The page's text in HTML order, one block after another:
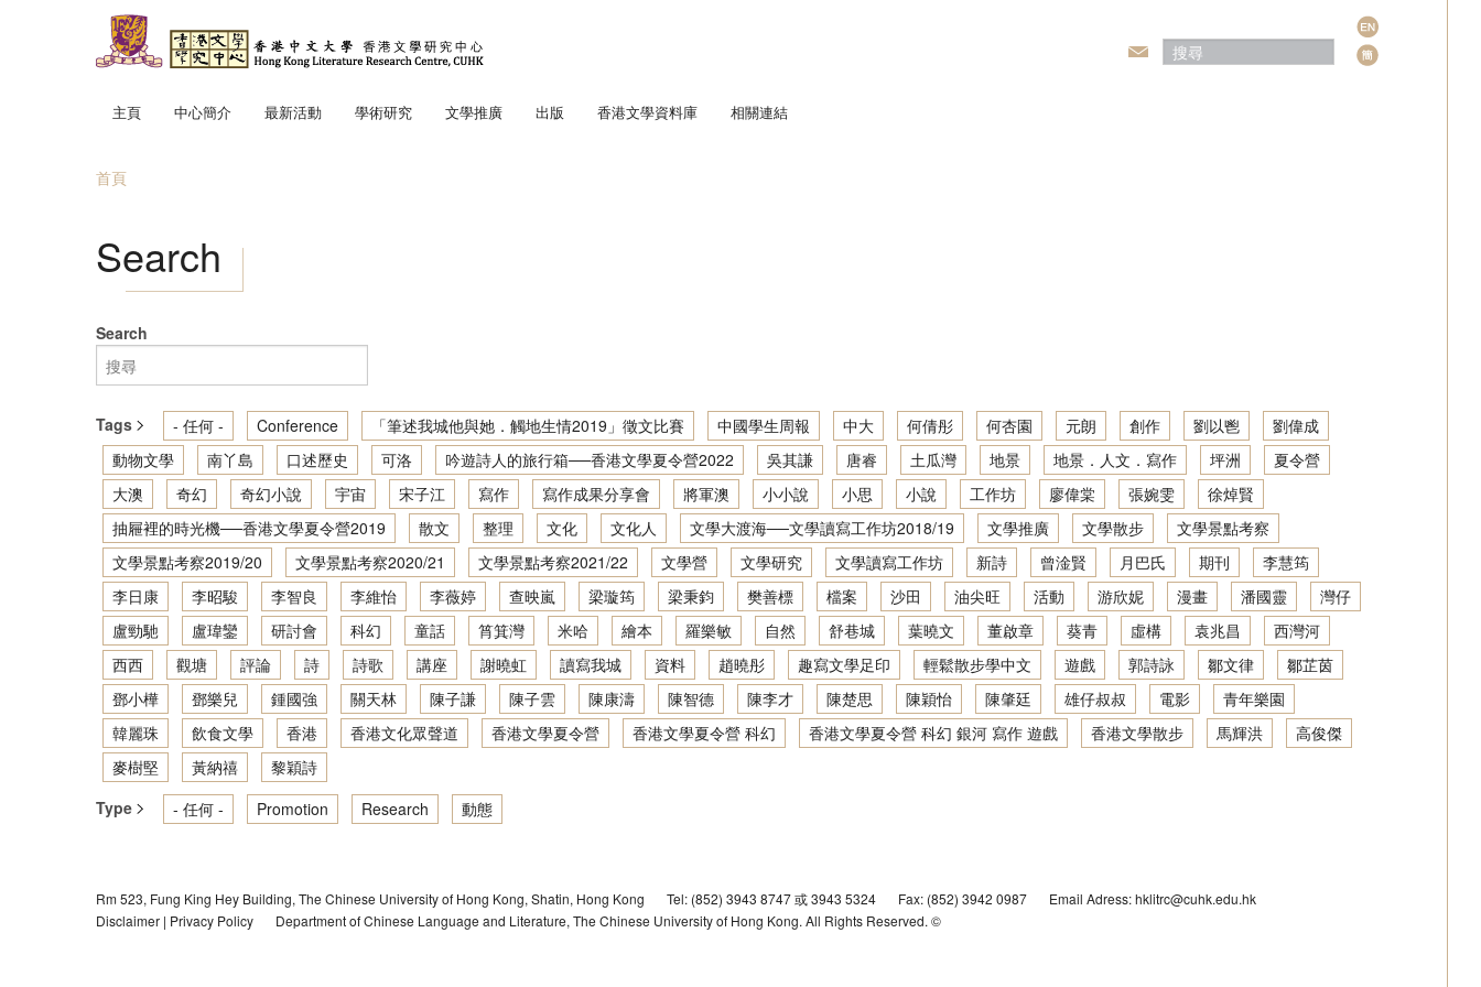
語
主頁
中心簡介
最新活動 學術研究
文學推廣
地景．人文．寫作：中學生社區文學導覽繪本創作集
地景．人文．寫作：中學生社區文學導覽資料及創作集
地景．人文．寫作：創意寫作坊2021／22
地景．人文．寫作：創意寫作坊2022／23
地景．人文．寫作：繪本製作班2022／23
筆述我城他與她：初中學生文學景點考察2018／19
寫作成果分享會 2015/16
讀寫我城：初中學生文學景點考察 2015/16
文學大渡海──文學讀寫網上工作坊2021/22
香港文學深度體驗：文學景點考察2020/21
文學大渡海──文學讀寫網上工作坊2020/21
香港文學深度體驗：文學景點考察2019/20
文學大渡海──文學讀寫網上工作坊2019/20
香港文學深度體驗：文學景點考察2018/19
文學大渡海──文學讀寫工作坊2018/19
狐狸先生的遊樂場── 香港文學夏令營2018
出版
香港文學資料庫 相關連結
您在這裡
首頁
Search
Search
Tags - 任何 - Conference 「筆述我城他與她．觸地生情2019」徵文比賽 中國學生周報 中大 何倩彤 何杏園 元朗 創作 劉以鬯
劉偉成
動物文學
南丫島 口述歷史 可洛 吟遊詩人的旅行箱──香港文學夏令營2022 吳其謙 唐睿 土瓜灣 地景 地景．人文．寫作 坪洲
夏令營
大澳
奇幻 奇幻小說 宇宙 宋子江 寫作 寫作成果分享會 將軍澳 小小說 小思 小說 工作坊 廖偉棠 張婉雯
徐焯賢
抽屜裡的時光機──香港文學夏令營2019
散文 整理 文化 文化人 文學大渡海──文學讀寫工作坊2018/19 文學推廣 文學散步
文學景點考察
文學景點考察2019/20
文學景點考察2020/21 文學景點考察2021/22 文學營 文學研究 文學讀寫工作坊 新詩 曾淦賢 月巴氏 期刊
李慧筠
李日康
李昭駿 李智良 李維怡 李薇婷 查映嵐 梁璇筠 梁秉鈞 樊善標 檔案 沙田 油尖旺 活動 游欣妮 漫畫 潘國靈
灣仔
盧勁馳
盧瑋鑾 研討會 科幻 童話 筲箕灣 米哈 繪本 羅樂敏 自然 舒巷城 葉曉文 董啟章 葵青 虛構 袁兆昌
西灣河
西西
觀塘 評論 詩 詩歌 講座 謝曉虹 讀寫我城 資料 趙曉彤 趣寫文學足印 輕鬆散步學中文 遊戲 郭詩詠 鄒文律
鄒芷茵
鄧小樺
鄧樂兒 鍾國強 關天林 陳子謙 陳子雲 陳康濤 陳智德 陳李才 陳楚思 陳穎怡 陳肇廷 雄仔叔叔 電影
青年樂園
韓麗珠
飲食文學 香港 香港文化眾聲道 香港文學夏令營 香港文學夏令營 科幻 香港文學夏令營 科幻 銀河 寫作 遊戲 香港文學散步 馬輝洪
高俊傑
麥樹堅
黃納禧
黎穎詩
Type
- 任何 - Promotion Research 動態
Rm 523, Fung King Hey Building, The Chinese University of Hong Kong, Shatin, Hong Kong Tel: (852) 3943 8747 或 3943 5324 Fax: (852) 3942 0987
Email Adress: hklitrc@cuhk.edu.hk
Disclaimer | Privacy Policy Department of Chinese Language and Literature, The Chinese University of Hong Kong. All Rights Reserved. ©